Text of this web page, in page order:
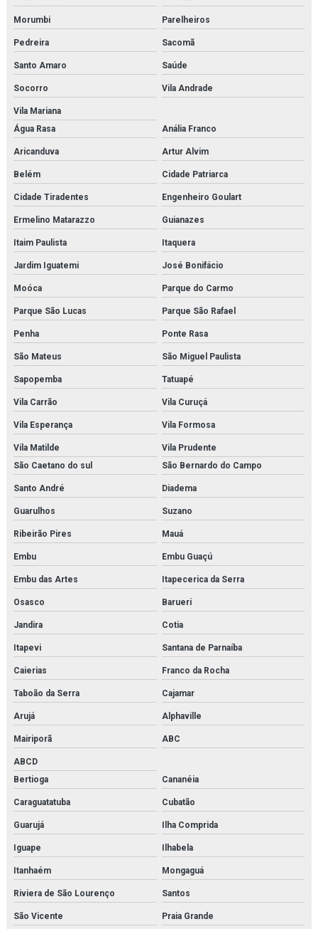
Microscópio biológico monocular
Microscópio biológico profissional
Microscópio biológico trinocular
Microscópio biológico trinocular com câmera
Microscópio médico para faculdades
Microscópio monocular
Microscópio óptico monocular
Modelo anatômico da face
Modelo anatômico da orelha
Modelo anatômico da pele
Modelo anatômico do cérebro
Modelo anatômico do esqueleto (1700mm)
Modelo anatômico do sistema digestório
Modelo anatômico médico em são paulo
Modelo anatômico médico em sp
Modelo anatômico médico orçamento
Modelo anatômico médico para faculdades
Modelo anatômico para faculdades
Modelo anatômico para fins didáticos
Modelo molecular
Simulador de medicina
Simulador de parto
Simulador de parto normal
Simulador de parto normal com sistema de manivela
Simulador de pele para sutura
Simulador de próstata
Simulador de rcp básica
Simulador de rcp neonatal
Morumbi Parelheiros
Pedreira Sacomã
Santo Amaro Saúde
Socorro Vila Andrade
Vila Mariana
Água Rasa
Anália Franco
Aricanduva Artur Alvim
Belém Cidade Patriarca
Cidade Tiradentes Engenheiro Goulart
Ermelino Matarazzo Guianazes
Itaim Paulista Itaquera
Jardim Iguatemi José Bonifácio
Moóca Parque do Carmo
Parque São Lucas Parque São Rafael
Penha Ponte Rasa
São Mateus São Miguel Paulista
Sapopemba Tatuapé
Vila Carrão Vila Curuçá
Vila Esperança Vila Formosa
Vila Matilde
Vila Prudente
São Caetano do sul
São Bernardo do Campo
Santo André Diadema
Guarulhos Suzano
Ribeirão Pires Mauá
Embu Embu Guaçú
Embu das Artes Itapecerica da Serra
Osasco Barueri
Jandira Cotia
Itapevi Santana de Parnaíba
Caierias Franco da Rocha
Taboão da Serra Cajamar
Arujá Alphaville
Mairiporã ABC
ABCD
Bertioga
Cananéia
Caraguatatuba Cubatão
Guarujá Ilha Comprida
Iguape Ilhabela
Itanhaém Mongaguá
Riviera de São Lourenço Santos
São Vicente Praia Grande